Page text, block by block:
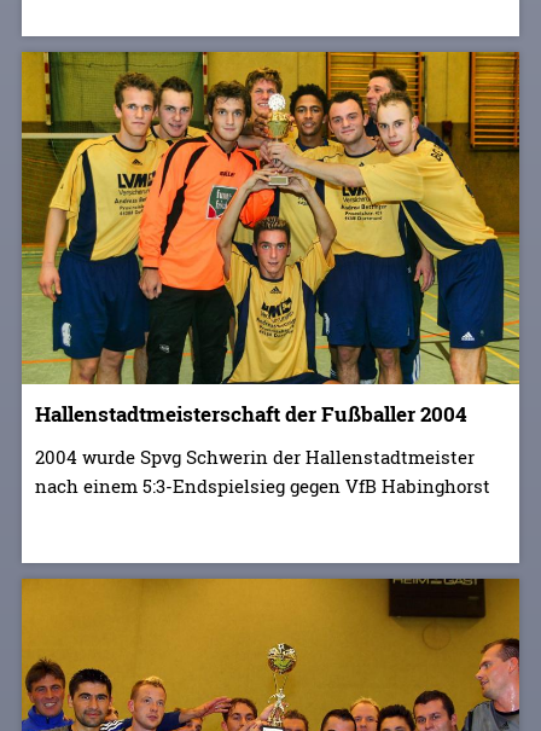
Hallenstadtmeisterschaft der Fußballer 2004
2004 wurde Spvg Schwerin der Hallenstadtmeister
nach einem 5:3-Endspielsieg gegen VfB Habinghorst